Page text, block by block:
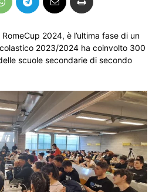
2024, è l’ultima fase di un
2023/2024 ha coinvolto 300
scuole secondarie di secondo